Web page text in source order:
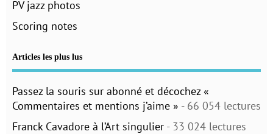
PV jazz photos
Scoring notes
Articles les plus lus
Passez la souris sur abonné et décochez «
Commentaires et mentions j’aime » - 66 054 lectures
Franck Cavadore à l’Art singulier - 33 024 lectures